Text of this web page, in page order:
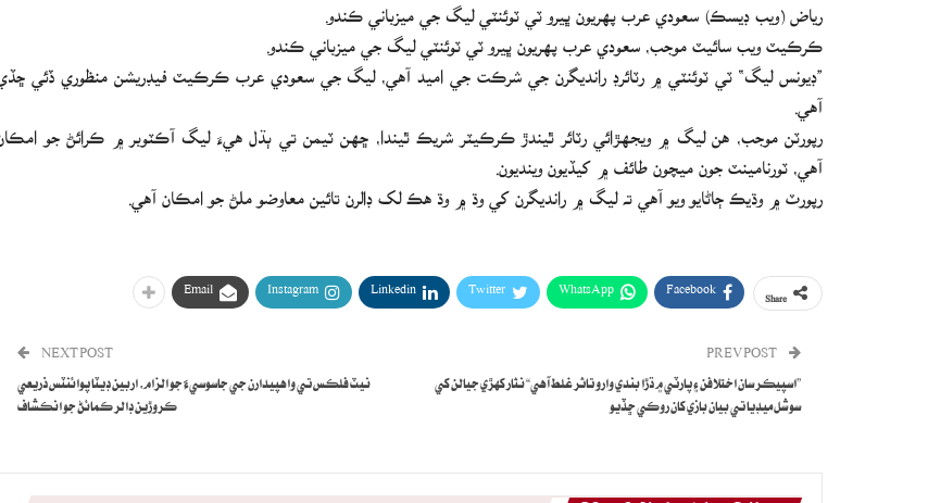
رياض (ويب ڊيسڪ) سعودي عرب پهريون ڀيرو ٽي ٽوئنٽي ليگ جي ميزباني ڪندو.
ڪرڪيٽ ويب سائيٽ موجب، سعودي عرب پهريون ڀيرو ٽي ٽوئنٽي ليگ جي ميزباني ڪندو.
”ڊيونس ليگ“ ٽي ٽوئنٽي ۾ رٽائرڊ رانديگرن جي شرڪت جي اميد آهي، ليگ جي سعودي عرب ڪرڪيٽ فيڊريشن منظوري ڏئي ڇڏي
آهي.
رپورٽن موجب، هن ليگ ۾ ويجهڙائي رٽائر ٿيندڙ ڪرڪيٽر شريڪ ٿيندا، ڇهن ٽيمن تي ٻڌل هيءَ ليگ آڪٽوبر ۾ ڪرائڻ جو امڪان
آهي، ٽورنامينٽ جون ميچون طائف ۾ کيڏيون وينديون.
رپورٽ ۾ وڌيڪ ڄاڻايو ويو آهي ته ليگ ۾ رانديگرن کي وڌ ۾ وڌ هڪ لک ڊالرن تائين معاوضو ملڻ جو امڪان آهي.
Facebook
WhatsApp
Twitter
Linkedin
Instagram
Email
”اسپيڪر سان اختلافن ۽ پارٽي ۾ ڌڙا بندي وارو تاثر غلط آهي“ نثار کهڙي جيالن کي
سوشل ميڊيا تي بيان بازي کان روڪي ڇڏيو
NEXT POST
نيٽ فلڪس تي واهپيدارن جي جاسوسيءَ جو الزام، اربين ڊيٽا پوائنٽس ذريعي
ڪروڙين ڊالر ڪمائڻ جو انڪشاف